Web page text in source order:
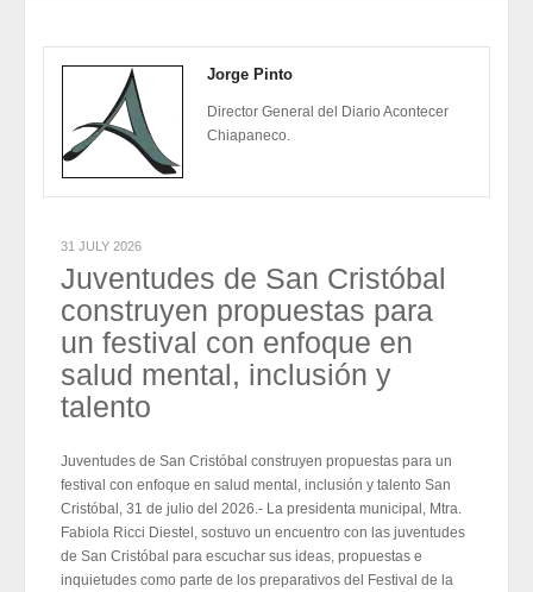
Juventudes de San Cristóbal construyen propuestas para un
festival con enfoque en salud mental, inclusión y talento
2026-07-31
Eduardo Ramírez impulsa infraestructura educativa y programas
para el bienestar de Huixtla y Frontera Hidalgo
NEI inicia cadena de cambios entre exigencias de
transparencia y más espacios
2026-07-31
2026-07-31
Juventudes de San Cristóbal construyen propuestas para un
festival con enfoque en salud mental, inclusión y talento
para el bienestar de Huixtla y Frontera Hidalgo
NEI inicia cadena de cambios entre exigencias de
transparencia y más espacios
Edmundo Lazos Zuart, nuevo presidente del Club
Rotario Ejecutivo de San Cristóbal
2026-07-31
Jorge Pinto
Director General del Diario Acontecer
Chiapaneco.
31 JULY 2026
Juventudes de San Cristóbal
construyen propuestas para
un festival con enfoque en
salud mental, inclusión y
talento
Juventudes de San Cristóbal construyen propuestas para un
festival con enfoque en salud mental, inclusión y talento San
Cristóbal, 31 de julio del 2026.- La presidenta municipal, Mtra.
Fabiola Ricci Diestel, sostuvo un encuentro con las juventudes
de San Cristóbal para escuchar sus ideas, propuestas e
inquietudes como parte de los preparativos del Festival de la